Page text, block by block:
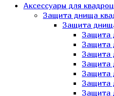
Аксессуары для
Защита днища
Защита
Защита
Защита
Защита
Защита
Защита
Защита
Защита